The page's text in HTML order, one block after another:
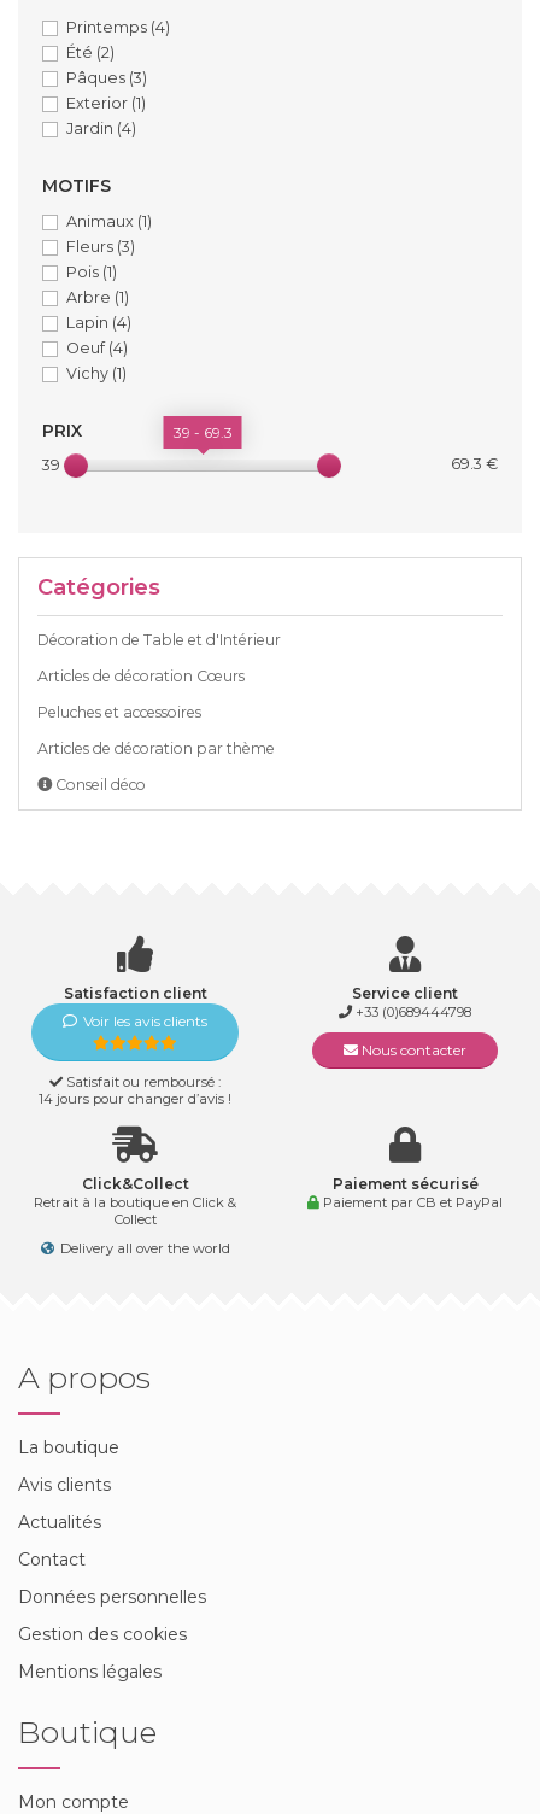
Printemps (4)
Été (2)
Pâques (3)
Exterior (1)
Jardin (4)
MOTIFS
Animaux (1)
Fleurs (3)
Pois (1)
Arbre (1)
Lapin (4)
Oeuf (4)
Vichy (1)
PRIX
39 € 69.3 €
39 - 69.3
Catégories
Décoration de Table et d'Intérieur
Articles de décoration Cœurs
Peluches et accessoires
Articles de décoration par thème
Conseil déco
Satisfaction client
Voir les avis clients
Satisfait ou remboursé :
14 jours pour changer d’avis !
Service client
+33 (0)689444798
Nous contacter
Click&Collect
Retrait à la boutique en Click &
Collect
Delivery all over the world
Paiement sécurisé
Paiement par CB et PayPal
A propos
La boutique
Avis clients
Actualités
Contact
Données personnelles
Gestion des cookies
Mentions légales
Boutique
Mon compte